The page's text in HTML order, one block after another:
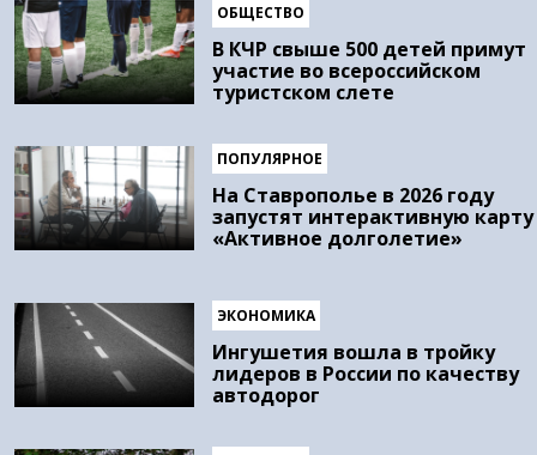
ОБЩЕСТВО
В КЧР свыше 500 детей примут
участие во всероссийском
туристском слете
ПОПУЛЯРНОЕ
На Ставрополье в 2026 году
запустят интерактивную карту
«Активное долголетие»
ЭКОНОМИКА
Ингушетия вошла в тройку
лидеров в России по качеству
автодорог